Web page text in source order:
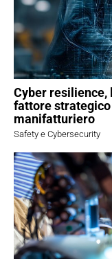
Cyber resilience,
fattore
manifatturiero
Safety e Cybersecurity